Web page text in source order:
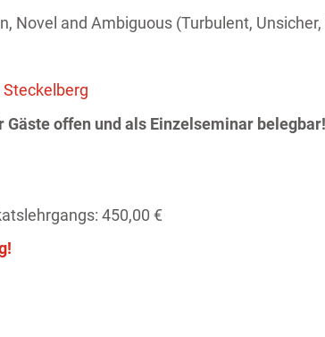
Novel and Ambiguous (Turbulent,
Steckelberg
Gäste offen und als Einzelseminar belegbar!
450,00 €